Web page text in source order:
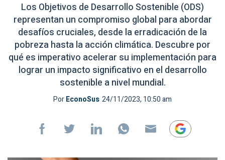
Los Objetivos de Desarrollo Sostenible (ODS)
representan un compromiso global para abordar
desafíos cruciales, desde la erradicación de la
pobreza hasta la acción climática. Descubre por
qué es imperativo acelerar su implementación para
lograr un impacto significativo en el desarrollo
sostenible a nivel mundial.
PorEconoSus 24/11/2023, 10:50 am